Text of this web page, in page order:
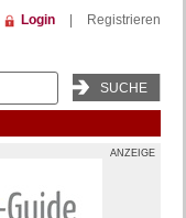
Login Registrieren
ANZEIGE